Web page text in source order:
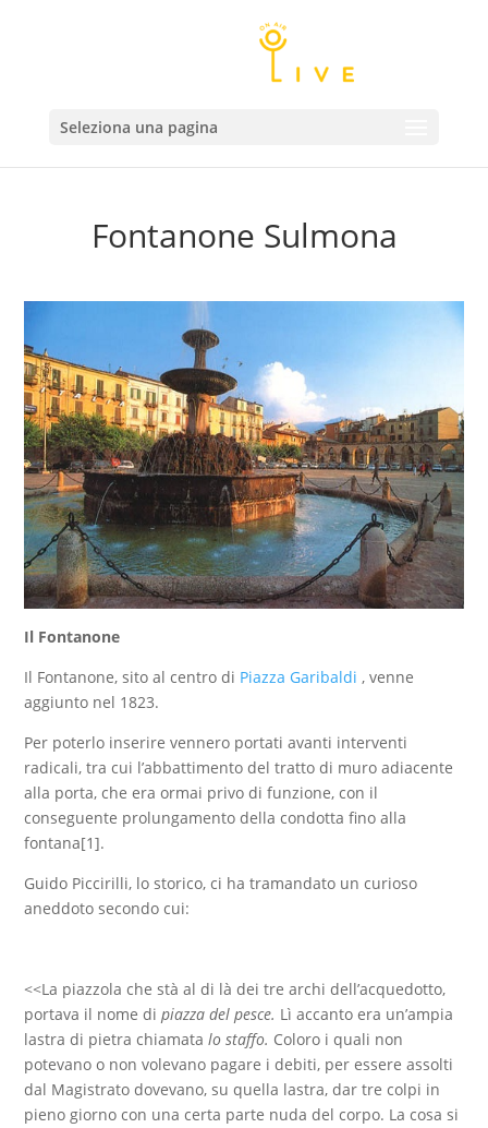
Seleziona una pagina
Fontanone Sulmona
Il Fontanone
Il Fontanone, sito al centro di Piazza Garibaldi , venne
aggiunto nel 1823.
Per poterlo inserire vennero portati avanti interventi
radicali, tra cui l’abbattimento del tratto di muro adiacente
alla porta, che era ormai privo di funzione, con il
conseguente prolungamento della condotta fino alla
fontana[1].
Guido Piccirilli, lo storico, ci ha tramandato un curioso
aneddoto secondo cui:
<<La piazzola che stà al di là dei tre archi dell’acquedotto,
portava il nome di piazza del pesce. Lì accanto era un’ampia
lastra di pietra chiamatalo staffo. Coloro i quali non
potevano o non volevano pagare i debiti, per essere assolti
dal Magistrato dovevano, su quella lastra, dar tre colpi in
pieno giorno con una certa parte nuda del corpo. La cosa si